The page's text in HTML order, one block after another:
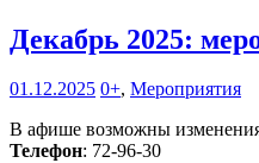
Декабрь 2025:
01.12.2025 0+, Мероприятия
В афише возможны
Телефон: 72-96-30